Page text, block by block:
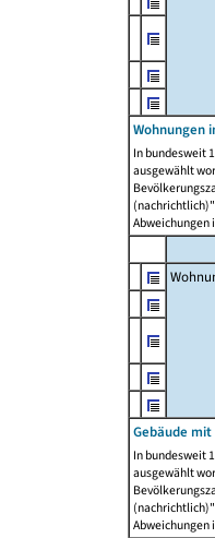
Wohnungen
In bundesweit
ausgewählt
Abweichungen
Gebäude
In bundesweit
ausgewählt
Abweichungen